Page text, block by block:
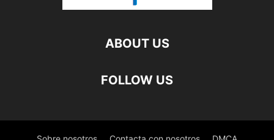
ABOUT US
FOLLOW US